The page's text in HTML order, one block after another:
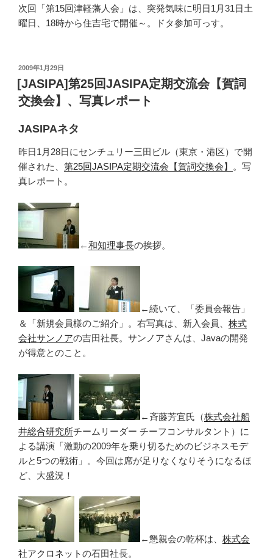
次回「第15回津軽藩人会」は、突発気味に明日1月31日土
曜日、18時から住吉宅で開催～。ドタ参加可っす。
投
稿
日:
2009年1月29日
[JASIPA]第25回JASIPA定期交流会【賀詞
交換会】、写真レポート
JASIPAネタ
昨日1月28日にセンチュリー三田ビル（東京・港区）で開
催された、 第25回JASIPA定期交流会【賀詞交換会】
。写
真レポート。
←和知理事長の挨拶。
←続いて、「委員会報告」
＆「新規会員様のご紹介」。右写真は、新入会員、 株式
会社サンノアの吉田社長。サンノアさんは、Javaの開発
が得意とのこと。
←斉藤芳宜氏（株式会社船
井総合研究所チームリーダー チーフコンサルタント）に
よる講演「激動の2009年を乗り切るためのビジネスモデ
ルと5つの戦術」。今回は席が足りなくなりそうになるほ
ど、大盛況！
←懇親会の乾杯は、 株式会
社アクロネットの石田社長。